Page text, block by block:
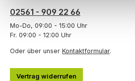
02561 - 909 22 66
Mo-Do, 09:00 - 15:00 Uhr
Fr. 09:00 - 12:00 Uhr
Oder über unser Kontaktformular.
Vertrag widerrufen